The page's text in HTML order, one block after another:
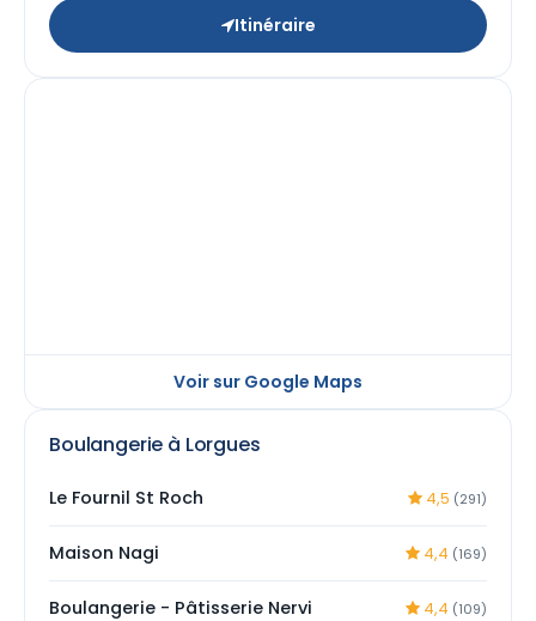
Itinéraire
Voir sur Google Maps
Boulangerie à Lorgues
Le Fournil St Roch 4,5 (291)
Maison Nagi 4,4 (169)
Boulangerie - Pâtisserie Nervi 4,4 (109)